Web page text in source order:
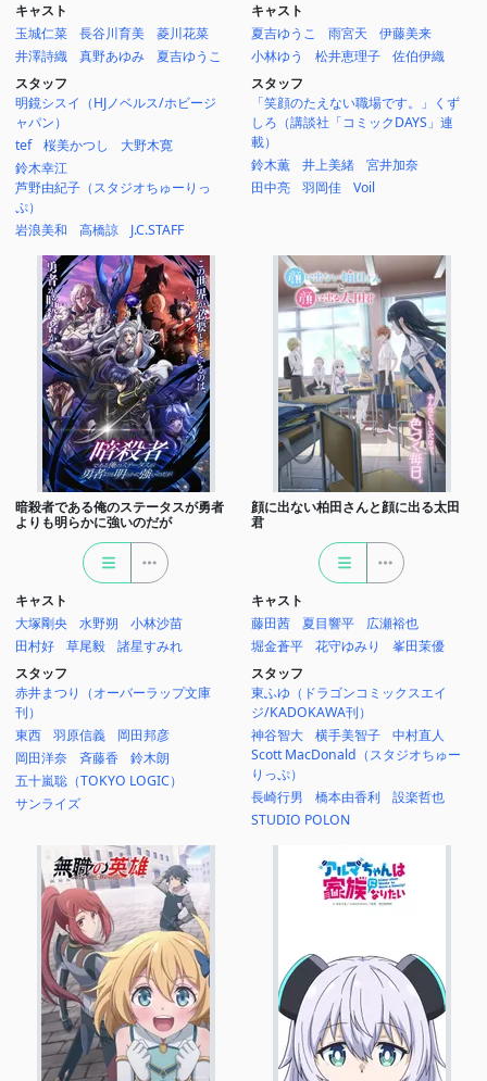
キャスト
玉城仁菜
長谷川育美
菱川花菜
井澤詩織
真野あゆみ
夏吉ゆうこ
スタッフ
明鏡シスイ（HJノベルス/ホビージ
ャパン）
tef
桜美かつし
大野木寛
鈴木幸江
芦野由紀子（スタジオちゅーりっ
ぷ）
岩浪美和
高橋諒 J.C.STAFF
キャスト
夏吉ゆうこ
雨宮天
伊藤美来
小林ゆう
松井恵理子
佐伯伊織
スタッフ
「笑顔のたえない職場です。」くず
しろ（講談社「コミックDAYS」連
載）
鈴木薫
井上美緒
宮井加奈
田中亮
羽岡佳 Voil
暗殺者である俺のステータスが勇者
よりも明らかに強いのだが
キャスト
大塚剛央
水野朔
小林沙苗
田村好
草尾毅
諸星すみれ
スタッフ
赤井まつり（オーバーラップ文庫
刊）
東西
羽原信義
岡田邦彦
岡田洋奈
斉藤香
鈴木朗
五十嵐聡（TOKYO LOGIC）
サンライズ
顔に出ない柏田さんと顔に出る太田
君
キャスト
藤田茜
夏目響平
広瀬裕也
堀金蒼平
花守ゆみり
峯田茉優
スタッフ
東ふゆ（ドラゴンコミックスエイ
ジ/KADOKAWA刊）
神谷智大
横手美智子
中村直人
Scott MacDonald（スタジオちゅー
りっぷ）
長崎行男
橋本由香利
設楽哲也
STUDIO POLON